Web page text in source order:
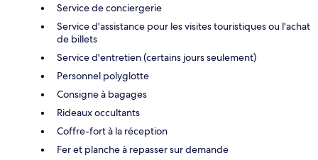
Service de conciergerie
Service d'assistance pour les visites touristiques ou l'achat
de billets
Service d'entretien (certains jours seulement)
Personnel polyglotte
Consigne à bagages
Rideaux occultants
Coffre-fort à la réception
Fer et planche à repasser sur demande